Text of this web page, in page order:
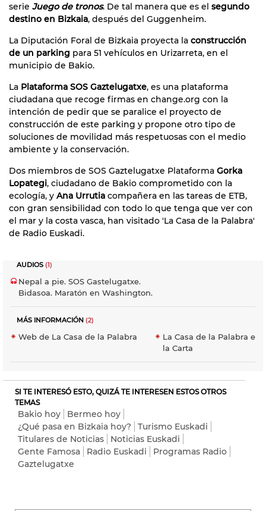
serie Juego de tronos. De tal manera que es el segundo
destino en Bizkaia, después del Guggenheim.
La Diputación Foral de Bizkaia proyecta la construcción
de un parking para 51 vehículos en Urizarreta, en el
municipio de Bakio.
La Plataforma SOS Gaztelugatxe, es una plataforma
ciudadana que recoge firmas en change.org con la
intención de pedir que se paralice el proyecto de
construcción de este parking y propone otro tipo de
soluciones de movilidad más respetuosas con el medio
ambiente y la conservación.
Dos miembros de SOS Gaztelugatxe Plataforma Gorka
Lopategi, ciudadano de Bakio comprometido con la
ecología, y Ana Urrutia compañera en las tareas de ETB,
con gran sensibilidad con todo lo que tenga que ver con
el mar y la costa vasca, han visitado 'La Casa de la Palabra'
de Radio Euskadi.
AUDIOS (1)
Nepal a pie. SOS Gastelugatxe.
Bidasoa. Maratón en Washington.
MÁS INFORMACIÓN (2)
Web de La Casa de la Palabra
La Casa de la Palabra en
la Carta
SI TE INTERESÓ ESTO, QUIZÁ TE INTERESEN ESTOS OTROS
TEMAS
Bakio hoy
Bermeo hoy
¿Qué pasa en Bizkaia hoy?
Turismo Euskadi
Titulares de Noticias
Noticias Euskadi
Gente Famosa
Radio Euskadi
Programas Radio
Gaztelugatxe